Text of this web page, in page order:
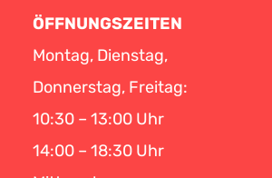
ÖFFNUNGSZEITEN
Montag, Dienstag,
Donnerstag, Freitag:
10:30 – 13:00 Uhr
14:00 – 18:30 Uhr